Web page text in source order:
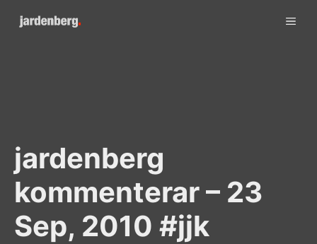
jardenberg
kommenterar – 23
Sep, 2010 #jjk